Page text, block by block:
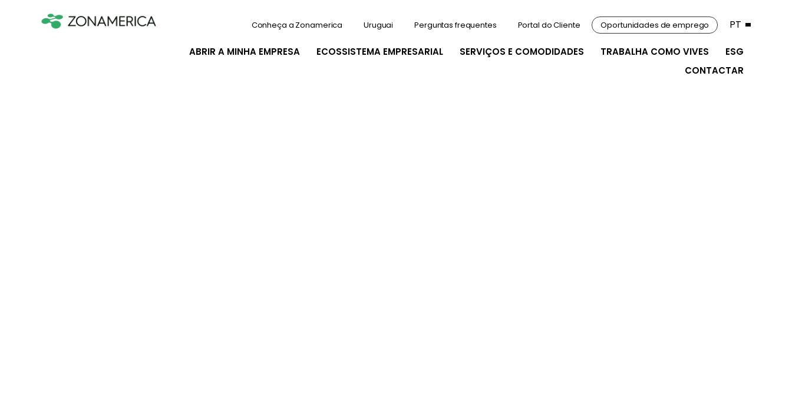
ABRIR A MINHA EMPRESA ECOSSISTEMA EMPRESARIAL SERVIÇOS E COMODIDADES TRABALHA COMO VIVES
ESG
CONTACTAR
Conheça a Zonamerica Uruguai Perguntas frequentes Portal do Cliente Oportunidades de emprego PT